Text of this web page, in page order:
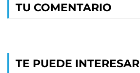
TU COMENTARIO
TE PUEDE INTERESAR